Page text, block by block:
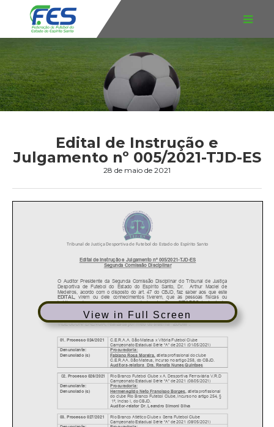
Edital de Instrução e
Julgamento nº 005/2021-TJD-ES
28 de maio de 2021
View in Full Screen